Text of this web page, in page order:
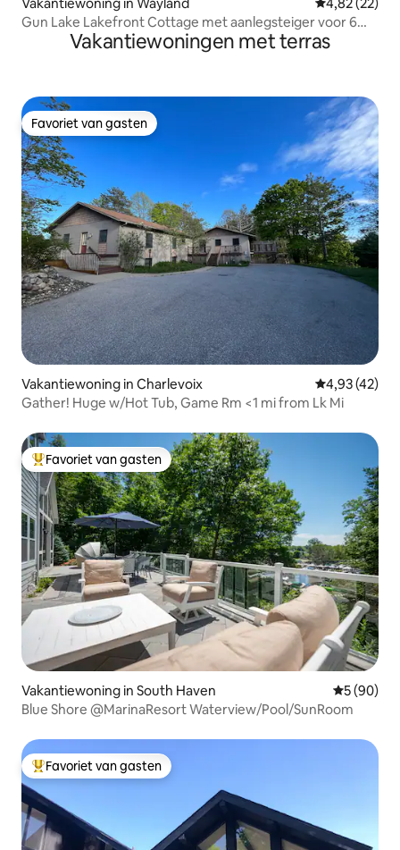
Vakantiewoning in Wayland Gemiddelde
4,82 (22)
Gun Lake Lakefront Cottage met aanlegsteiger voor 6
personenVakantiewoningen met terras
Favoriet van gasten
Favoriet van gasten
Vakantiewoning in Charlevoix Gemiddelde
4,93 (42)
Gather! Huge w/Hot Tub, Game Rm <1 mi from Lk Mi
Topfavoriet van gasten
Favoriet van gasten
Vakantiewoning in South Haven
5 (90)
Blue Shore @MarinaResort Waterview/Pool/SunRoom
Topfavoriet van gasten
Favoriet van gasten